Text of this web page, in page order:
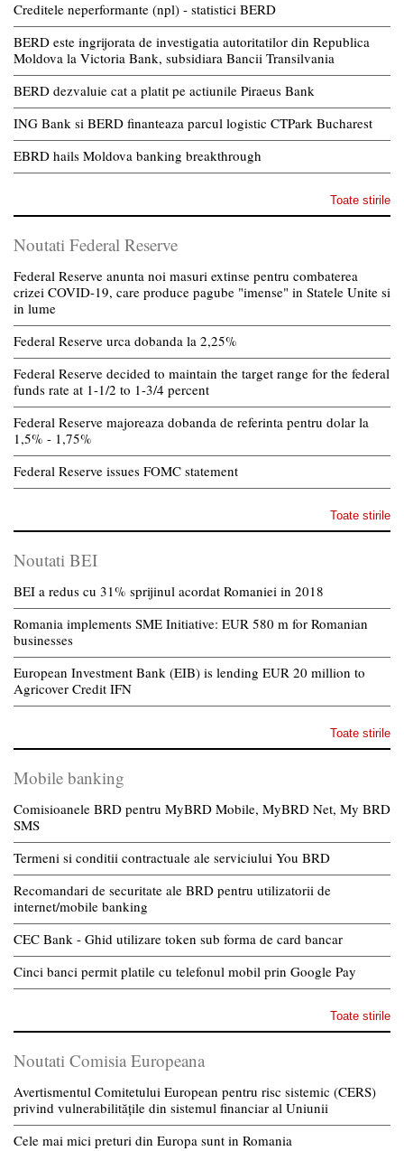
Creditele neperformante (npl) - statistici BERD
BERD este ingrijorata de investigatia autoritatilor din Republica
Moldova la Victoria Bank, subsidiara Bancii Transilvania
BERD dezvaluie cat a platit pe actiunile Piraeus Bank
ING Bank si BERD finanteaza parcul logistic CTPark Bucharest
EBRD hails Moldova banking breakthrough
Toate stirile
Noutati Federal Reserve
Federal Reserve anunta noi masuri extinse pentru combaterea
crizei COVID-19, care produce pagube "imense" in Statele Unite si
in lume
Federal Reserve urca dobanda la 2,25%
Federal Reserve decided to maintain the target range for the federal
funds rate at 1-1/2 to 1-3/4 percent
Federal Reserve majoreaza dobanda de referinta pentru dolar la
1,5% - 1,75%
Federal Reserve issues FOMC statement
Toate stirile
Noutati BEI
BEI a redus cu 31% sprijinul acordat Romaniei in 2018
Romania implements SME Initiative: EUR 580 m for Romanian
businesses
European Investment Bank (EIB) is lending EUR 20 million to
Agricover Credit IFN
Toate stirile
Mobile banking
Comisioanele BRD pentru MyBRD Mobile, MyBRD Net, My BRD
SMS
Termeni si conditii contractuale ale serviciului You BRD
Recomandari de securitate ale BRD pentru utilizatorii de
internet/mobile banking
CEC Bank - Ghid utilizare token sub forma de card bancar
Cinci banci permit platile cu telefonul mobil prin Google Pay
Toate stirile
Noutati Comisia Europeana
Avertismentul Comitetului European pentru risc sistemic (CERS)
privind vulnerabilitățile din sistemul financiar al Uniunii
Cele mai mici preturi din Europa sunt in Romania